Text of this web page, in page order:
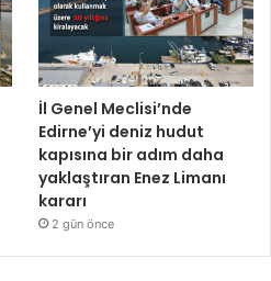
İl Genel Meclisi’nde
Edirne’yi deniz hudut
kapısına bir adım daha
yaklaştıran Enez Limanı
kararı
2 gün önce